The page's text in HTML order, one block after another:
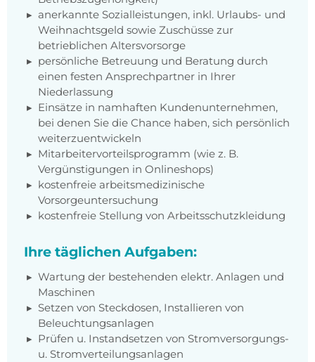
anerkannte Sozialleistungen, inkl. Urlaubs- und
Weihnachtsgeld sowie Zuschüsse zur
betrieblichen Altersvorsorge
persönliche Betreuung und Beratung durch
einen festen Ansprechpartner in Ihrer
Niederlassung
Einsätze in namhaften Kundenunternehmen,
bei denen Sie die Chance haben, sich persönlich
weiterzuentwickeln
Mitarbeitervorteilsprogramm (wie z. B.
Vergünstigungen in Onlineshops)
kostenfreie arbeitsmedizinische
Vorsorgeuntersuchung
kostenfreie Stellung von Arbeitsschutzkleidung
Ihre täglichen Aufgaben:
Wartung der bestehenden elektr. Anlagen und
Maschinen
Setzen von Steckdosen, Installieren von
Beleuchtungsanlagen
Prüfen u. Instandsetzen von Stromversorgungs-
u. Stromverteilungsanlagen